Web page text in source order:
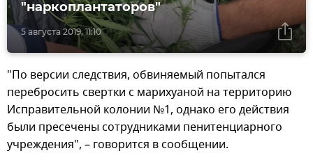
5 августа 2019, 11:10
"наркоплантаторов"
"По версии следствия, обвиняемый попытался
перебросить свертки с марихуаной на территорию
Исправительной колонии №1, однако его действия
были пресечены сотрудниками пенитенциарного
учреждения", – говорится в сообщении.